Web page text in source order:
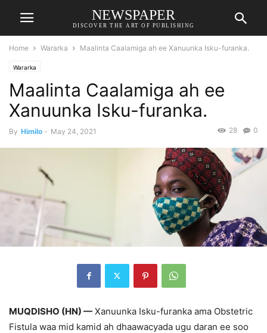
NEWSPAPER
DISCOVER THE ART OF PUBLISHING
Home Wararka Maalinta Caalamiga ah ee Xanuunka Isku-furanka.
Wararka
Maalinta Caalamiga ah ee
Xanuunka Isku-furanka.
By Himilo - May 24, 2021 0
28
MUQDISHO (HN) — Xanuunka Isku-furanka ama Obstetric
Fistula waa mid kamid ah dhaawacyada ugu daran ee soo